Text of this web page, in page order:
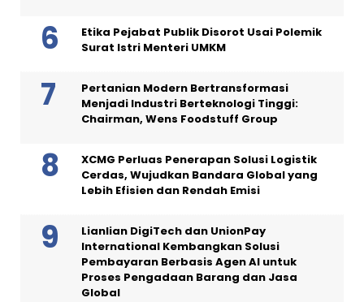
Etika Pejabat Publik Disorot Usai Polemik
Surat Istri Menteri UMKM
Pertanian Modern Bertransformasi
Menjadi Industri Berteknologi Tinggi:
Chairman, Wens Foodstuff Group
XCMG Perluas Penerapan Solusi Logistik
Cerdas, Wujudkan Bandara Global yang
Lebih Efisien dan Rendah Emisi
Lianlian DigiTech dan UnionPay
International Kembangkan Solusi
Pembayaran Berbasis Agen AI untuk
Proses Pengadaan Barang dan Jasa
Global